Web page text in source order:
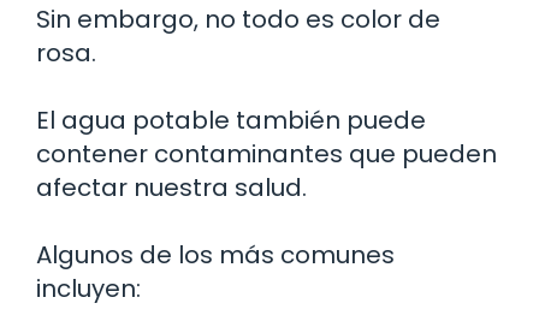
Sin embargo, no todo es color de
rosa.
El agua potable también puede
contener contaminantes que pueden
afectar nuestra salud.
Algunos de los más comunes
incluyen: